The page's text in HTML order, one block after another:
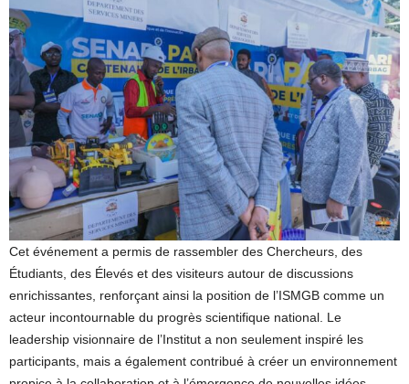
Cet événement a permis de rassembler des Chercheurs, des
Étudiants, des Élevés et des visiteurs autour de discussions
enrichissantes, renforçant ainsi la position de l’ISMGB comme un
acteur incontournable du progrès scientifique national. Le
leadership visionnaire de l’Institut a non seulement inspiré les
participants, mais a également contribué à créer un environnement